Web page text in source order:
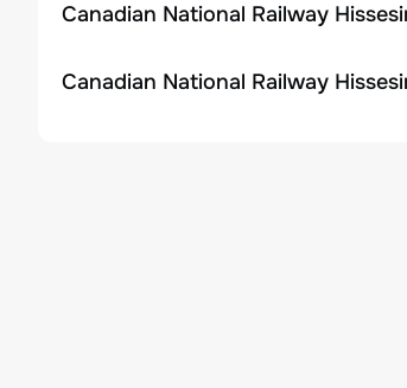
Canadian National Railway
Canadian National Railway